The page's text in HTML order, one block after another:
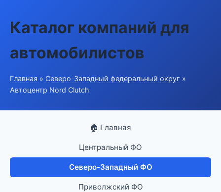
Каталог компаний для
автомобилистов
Главная » Северо-Западный федеральный округ »
Автоцентр Nord Clutch
🏠 Главная
Центральный ФО
Северо-Западный ФО
Приволжский ФО